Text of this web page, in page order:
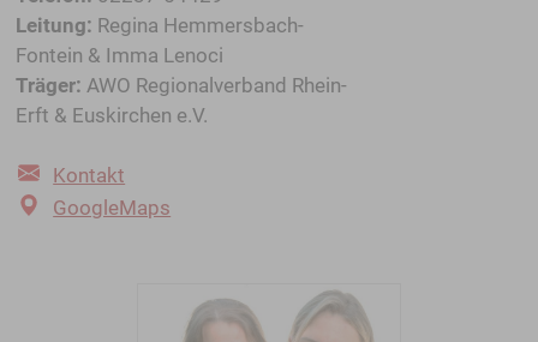
Leitung: Regina Hemmersbach-
Fontein & Imma Lenoci
Träger: AWO Regionalverband Rhein-
Erft & Euskirchen e.V.
Kontakt
GoogleMaps